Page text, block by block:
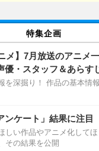
特集企画
メ】7月放送のアニメ
優・スタッフ＆あらす
を深掘り！ 作品の基本情
ンケート」結果に注目
しい作品やアニメ化して
その結果を公開